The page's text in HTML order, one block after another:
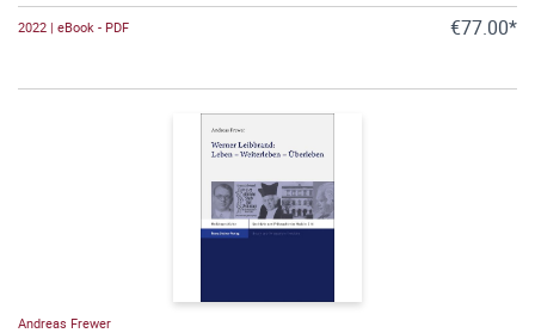
2022 | eBook - PDF €77.00*
Andreas Frewer